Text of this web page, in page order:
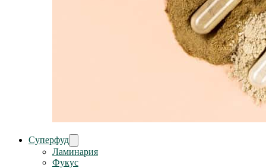
Суперфуд
Ламинария
Фукус